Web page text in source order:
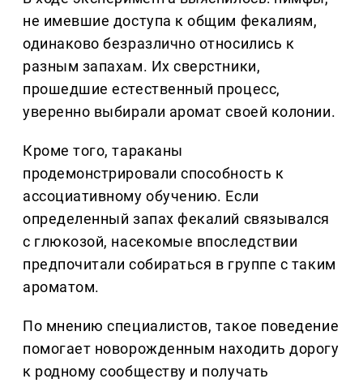
не имевшие доступа к общим фекалиям,
одинаково безразлично относились к
разным запахам. Их сверстники,
прошедшие естественный процесс,
уверенно выбирали аромат своей колонии.
Кроме того, тараканы
продемонстрировали способность к
ассоциативному обучению. Если
определенный запах фекалий связывался
с глюкозой, насекомые впоследствии
предпочитали собираться в группе с таким
ароматом.
По мнению специалистов, такое поведение
помогает новорожденным находить дорогу
к родному сообществу и получать